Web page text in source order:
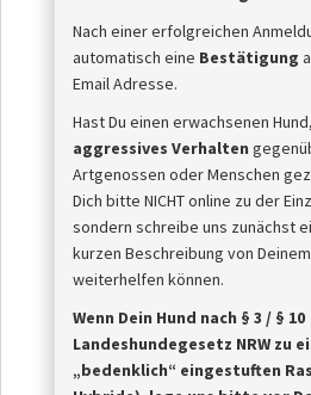
Nach einer erfolgreichen
automatisch eine Bestätigung
Email Adresse.
Hast Du einen erwachsenen
aggressives Verhalten
Artgenossen oder Menschen
Dich bitte NICHT online zu der
sondern schreibe uns zunächst
kurzen Beschreibung von
weiterhelfen können.
Wenn Dein Hund nach § 3 / § 10
Landeshundegesetz NRW zu
„bedenklich“ eingestuften